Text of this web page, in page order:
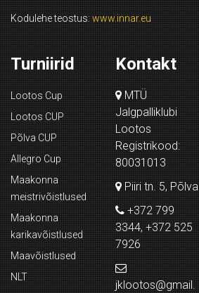
Kodulehe teostus: www.innar.eu
Turniirid
Lootos Cup
Lootos CUP
Põlva CUP
Allegro Cup
Maakonna
meistrivõistlused
Maakonna
karikavõistlused
Maavõistlused
NLT
Kontakt
MTÜ
Jalgpalliklubi
Lootos
Registrikood:
80031013
Piiri tn. 5, Põlva
+372 799
3344, +372 525
7926
jklootos@gmail.